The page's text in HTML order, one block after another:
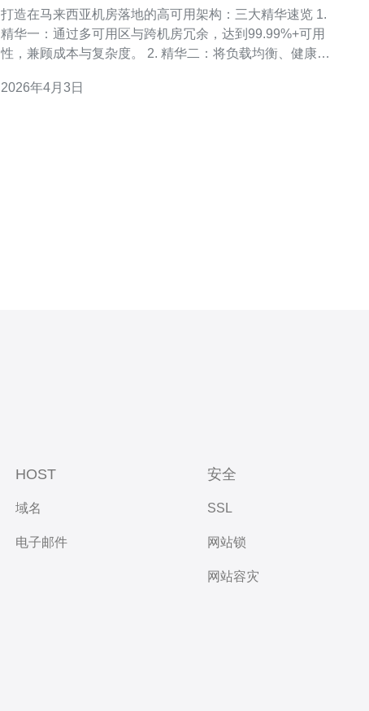
打造在马来西亚机房落地的高可用架构：三大精华速览 1.
精华一：通过多可用区与跨机房冗余，达到99.99%+可用
性，兼顾成本与复杂度。 2. 精华二：将负载均衡、健康检
将数据丢失风险（RPO）控制在分钟级。 3. 精华三：落实
2026年4月3日
HOST
域名
电子邮件
安全
SSL
网站锁
网站容灾